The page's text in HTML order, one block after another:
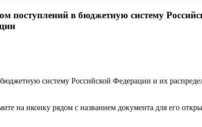
поступлений в бюджетную систему
систему Российской Федерации и их
на иконку рядом с названием документа для его